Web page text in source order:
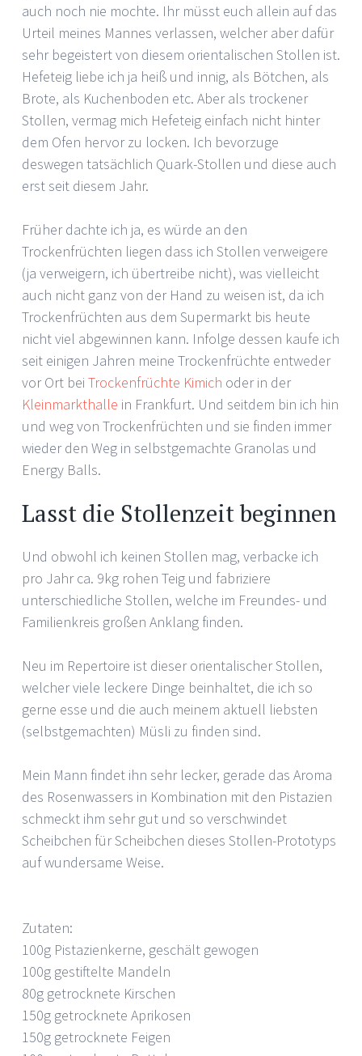
auch noch nie mochte. Ihr müsst euch allein auf das
Urteil meines Mannes verlassen, welcher aber dafür
sehr begeistert von diesem orientalischen Stollen ist.
Hefeteig liebe ich ja heiß und innig, als Bötchen, als
Brote, als Kuchenboden etc. Aber als trockener
Stollen, vermag mich Hefeteig einfach nicht hinter
dem Ofen hervor zu locken. Ich bevorzuge
deswegen tatsächlich Quark-Stollen und diese auch
erst seit diesem Jahr.
Früher dachte ich ja, es würde an den
Trockenfrüchten liegen dass ich Stollen verweigere
(ja verweigern, ich übertreibe nicht), was vielleicht
auch nicht ganz von der Hand zu weisen ist, da ich
Trockenfrüchten aus dem Supermarkt bis heute
nicht viel abgewinnen kann. Infolge dessen kaufe ich
seit einigen Jahren meine Trockenfrüchte entweder
vor Ort bei Trockenfrüchte Kimich oder in der
Kleinmarkthalle in Frankfurt. Und seitdem bin ich hin
und weg von Trockenfrüchten und sie finden immer
wieder den Weg in selbstgemachte Granolas und
Energy Balls.
Lasst die Stollenzeit beginnen
Und obwohl ich keinen Stollen mag, verbacke ich
pro Jahr ca. 9kg rohen Teig und fabriziere
unterschiedliche Stollen, welche im Freundes- und
Familienkreis großen Anklang finden.
Neu im Repertoire ist dieser orientalischer Stollen,
welcher viele leckere Dinge beinhaltet, die ich so
gerne esse und die auch meinem aktuell liebsten
(selbstgemachten) Müsli zu finden sind.
Mein Mann findet ihn sehr lecker, gerade das Aroma
des Rosenwassers in Kombination mit den Pistazien
schmeckt ihm sehr gut und so verschwindet
Scheibchen für Scheibchen dieses Stollen-Prototyps
auf wundersame Weise.
Zutaten:
100g Pistazienkerne, geschält gewogen
100g gestiftelte Mandeln
80g getrocknete Kirschen
150g getrocknete Aprikosen
150g getrocknete Feigen